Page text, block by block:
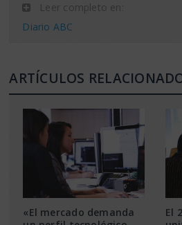
Leer completo en:
Diario ABC
ARTÍCULOS
«El mercado demanda
El